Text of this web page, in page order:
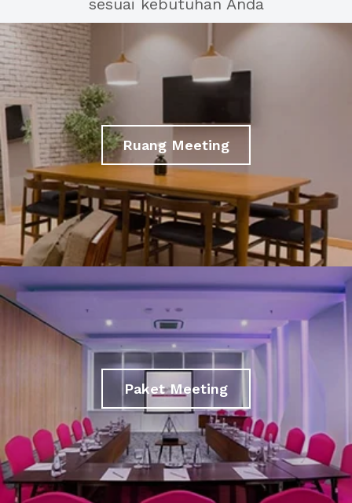
sesuai kebutuhan Anda
Ruang Meeting
Paket Meeting